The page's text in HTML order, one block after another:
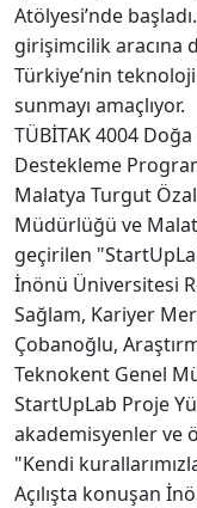
Atölyesi’nde
girişimcilik aracına
Türkiye’nin
sunmayı amaçlıyor.
TÜBİTAK 4004
Destekleme
Malatya Turgut
Müdürlüğü ve
geçirilen
İnönü Üniversitesi
Sağlam, Kariyer
Çobanoğlu,
Teknokent Genel
StartUpLab Proje
akademisyenler ve
"Kendi
Açılışta konuşan